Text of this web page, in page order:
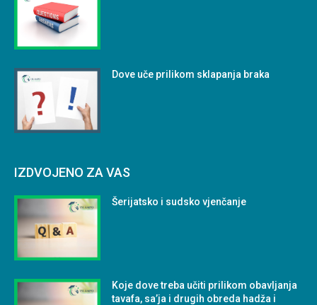
Dove uče prilikom sklapanja braka
IZDVOJENO ZA VAS
Šerijatsko i sudsko vjenčanje
Koje dove treba učiti prilikom obavljanja
tavafa, sa’ja i drugih obreda hadža i